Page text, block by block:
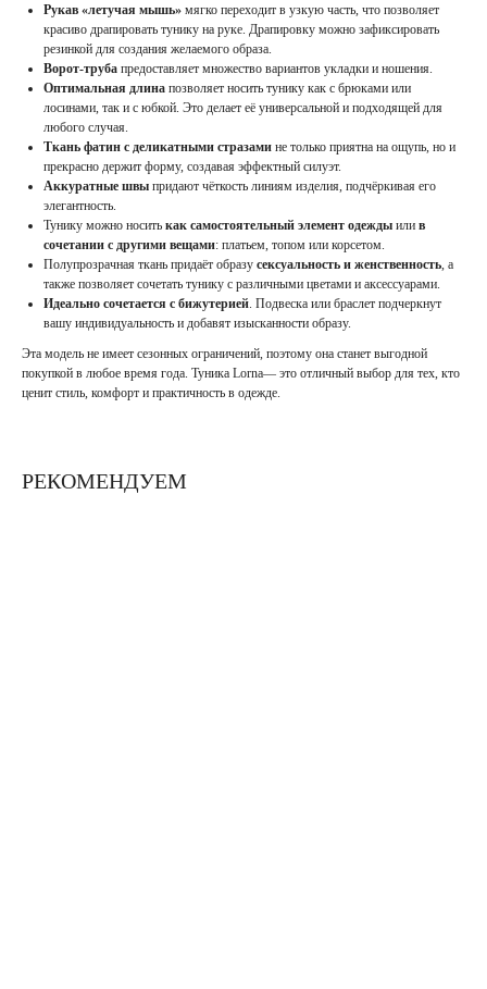
Рукав «летучая мышь» мягко переходит в узкую часть, что позволяет
красиво драпировать тунику на руке. Драпировку можно зафиксировать
резинкой для создания желаемого образа.
Ворот-труба предоставляет множество вариантов укладки и ношения.
Оптимальная длина позволяет носить тунику как с брюками или
лосинами, так и с юбкой. Это делает её универсальной и подходящей для
любого случая.
Ткань фатин с деликатными стразами не только приятна на ощупь, но и
прекрасно держит форму, создавая эффектный силуэт.
Аккуратные швы придают чёткость линиям изделия, подчёркивая его
элегантность.
Тунику можно носить как самостоятельный элемент одежды или в
сочетании с другими вещами: платьем, топом или корсетом.
Полупрозрачная ткань придаёт образу сексуальность и женственность, а
также позволяет сочетать тунику с различными цветами и аксессуарами.
Идеально сочетается с бижутерией. Подвеска или браслет подчеркнут
вашу индивидуальность и добавят изысканности образу.
Эта модель не имеет сезонных ограничений, поэтому она станет выгодной
покупкой в любое время года. Туника Lorna— это отличный выбор для тех, кто
ценит стиль, комфорт и практичность в одежде.
РЕКОМЕНДУЕМ